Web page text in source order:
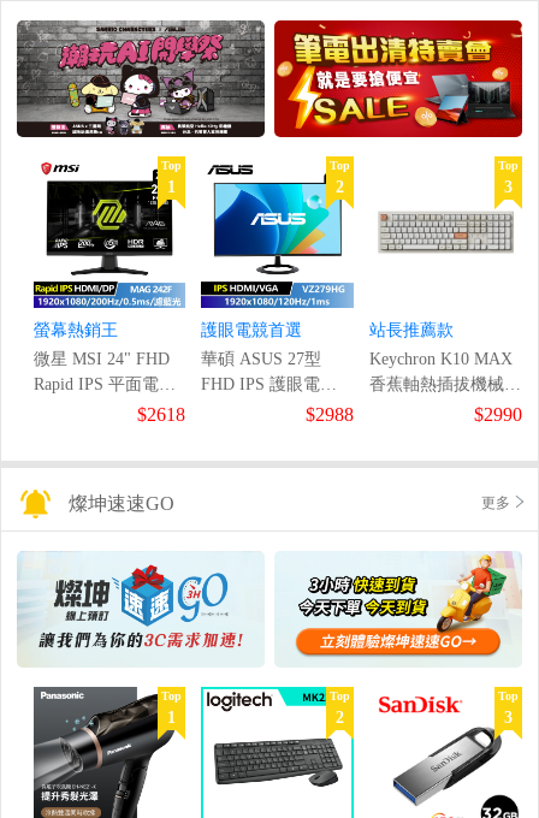
Top
1
螢幕熱銷王
微星 MSI 24" FHD
Rapid IPS 平面電競
$2618
Top
2
護眼電競首選
華碩 ASUS 27型
FHD IPS 護眼電競
$2988
Top
3
站長推薦款
Keychron K10 MAX
香蕉軸熱插拔機械鍵
$2990
燦坤速速GO 更多
Top
1
Top
2
Top
3